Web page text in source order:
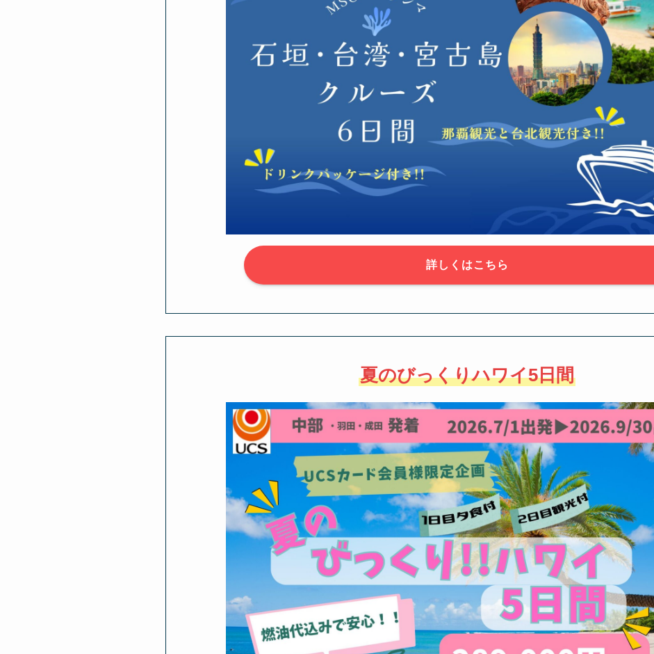
詳しくはこちら
夏のびっくりハワイ5日間